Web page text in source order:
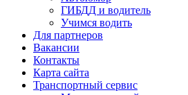
ГИБДД и водитель
Учимся водить
Для партнеров
Вакансии
Контакты
Карта сайта
Транспортный сервис